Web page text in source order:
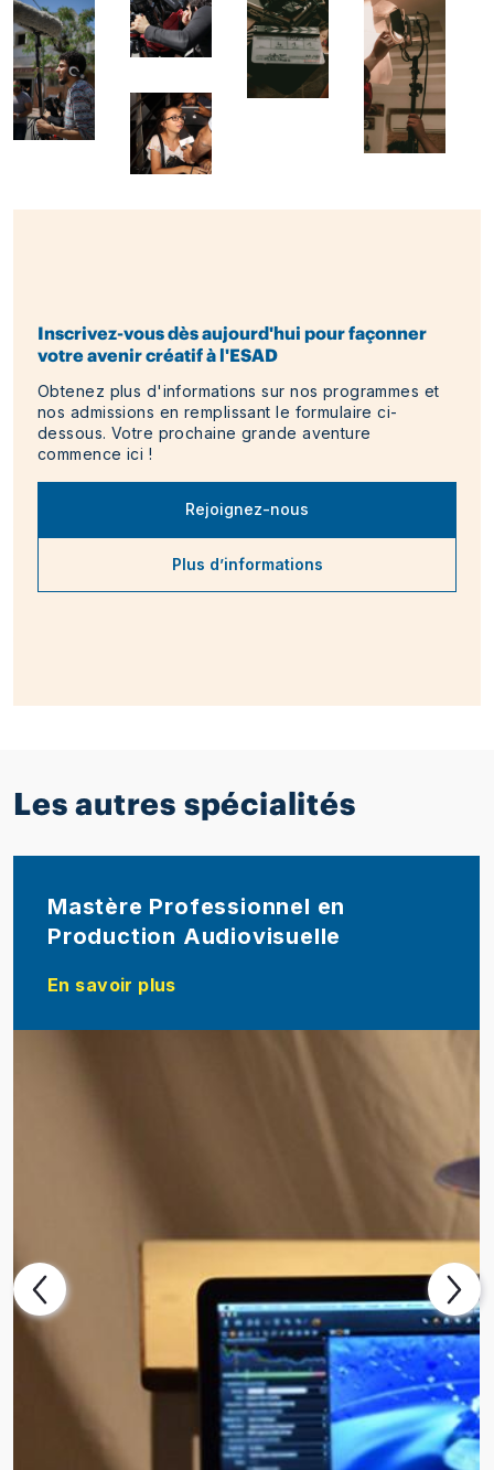
Inscrivez-vous dès aujourd'hui pour façonner
votre avenir créatif à l'ESAD
Obtenez plus d'informations sur nos programmes et
nos admissions en remplissant le formulaire ci-
dessous. Votre prochaine grande aventure
commence ici !
Rejoignez-nous
Plus d’informations
Les autres spécialités
Mastère Professionnel en
Production Audiovisuelle
En savoir plus